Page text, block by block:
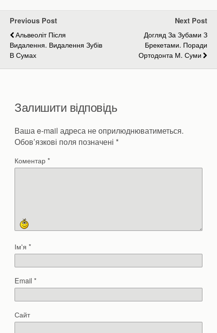
Previous Post
Альвеоліт Після
Видалення. Видалення Зубів
В Сумах
Next Post
Догляд За Зубами З
Брекетами. Поради
Ортодонта М. Суми
Залишити відповідь
Ваша e-mail адреса не оприлюднюватиметься.
Обов’язкові поля позначені *
Коментар*
Ім'я *
Email*
Сайт